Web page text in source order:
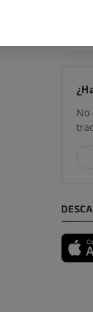
Barcelona:
No